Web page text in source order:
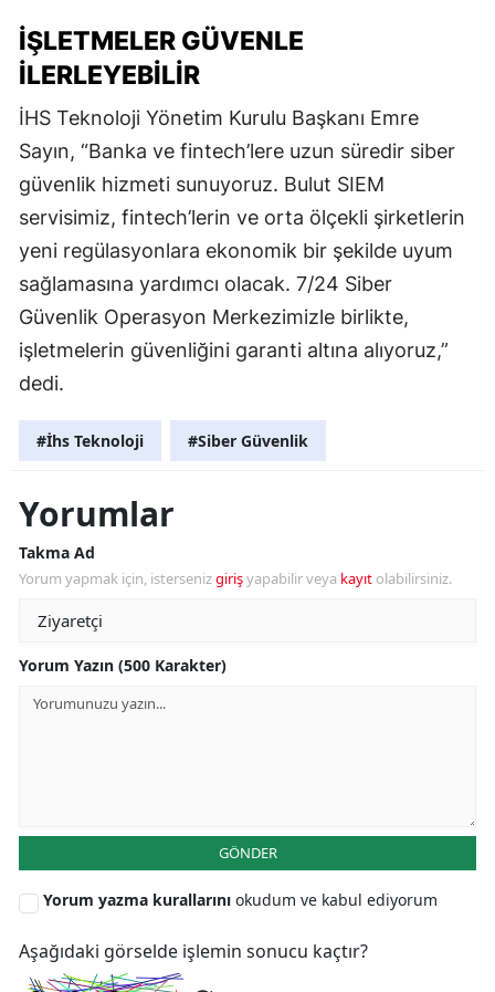
İŞLETMELER GÜVENLE
İLERLEYEBILIR
İHS Teknoloji Yönetim Kurulu Başkanı Emre
Sayın, “Banka ve fintech’lere uzun süredir siber
güvenlik hizmeti sunuyoruz. Bulut SIEM
servisimiz, fintech’lerin ve orta ölçekli şirketlerin
yeni regülasyonlara ekonomik bir şekilde uyum
sağlamasına yardımcı olacak. 7/24 Siber
Güvenlik Operasyon Merkezimizle birlikte,
işletmelerin güvenliğini garanti altına alıyoruz,”
dedi.
#İhs Teknoloji #Siber Güvenlik
Yorumlar
Takma Ad
Yorum yapmak için, istersenizgirişyapabilir veya kayıt olabilirsiniz.
Yorum Yazın (500 Karakter)
GÖNDER
Yorum yazma kurallarını okudum ve kabul ediyorum
Aşağıdaki görselde işlemin sonucu kaçtır?